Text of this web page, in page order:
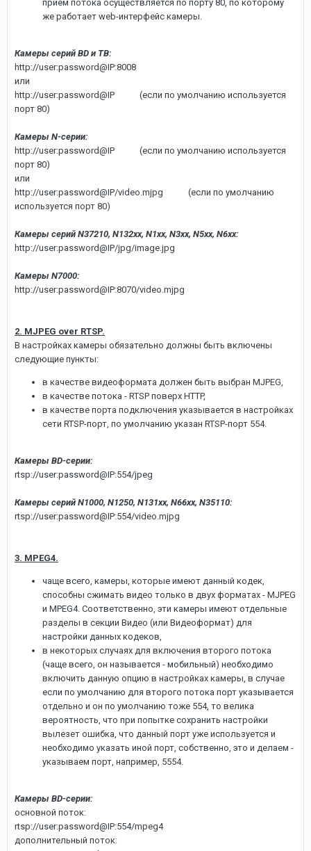
приём потока осуществляется по порту 80, по которому
же работает web-интерфейс камеры.
Камеры серий BD и TB:
http://user:password@IP:8008
или
http://user:password@IP (если по умолчанию используется
порт 80)
Камеры N-серии:
http://user:password@IP (если по умолчанию используется
порт 80)
или
http://user:password@IP/video.mjpg (если по умолчанию
используется порт 80)
Камеры серий N37210, N132xx, N1xx, N3xx, N5xx, N6xx:
http://user:password@IP/jpg/image.jpg
Камеры N7000:
http://user:password@IP:8070/video.mjpg
2. MJPEG over RTSP.
В настройках камеры обязательно должны быть включены
следующие пункты:
в качестве видеоформата должен быть выбран MJPEG,
в качестве потока - RTSP поверх HTTP,
в качестве порта подключения указывается в настройках
сети RTSP-порт, по умолчанию указан RTSP-порт 554.
Камеры BD-серии:
rtsp://user:password@IP:554/jpeg
Камеры серий N1000, N1250, N131xx, N66xx, N35110:
rtsp://user:password@IP:554/video.mjpg
3. MPEG4.
чаще всего, камеры, которые имеют данный кодек,
способны сжимать видео только в двух форматах - MJPEG
и MPEG4. Соответственно, эти камеры имеют отдельные
разделы в секции Видео (или Видеоформат) для
настройки данных кодеков,
в некоторых случаях для включения второго потока
(чаще всего, он называется - мобильный) необходимо
включить данную опцию в настройках камеры, в случае
если по умолчанию для второго потока порт указывается
отдельно и он по умолчанию тоже 554, то велика
вероятность, что при попытке сохранить настройки
вылезет ошибка, что данный порт уже используется и
необходимо указать иной порт, собственно, это и делаем -
указываем порт, например, 5554.
Камеры BD-серии:
основной поток:
rtsp://user:password@IP:554/mpeg4
дополнительный поток: